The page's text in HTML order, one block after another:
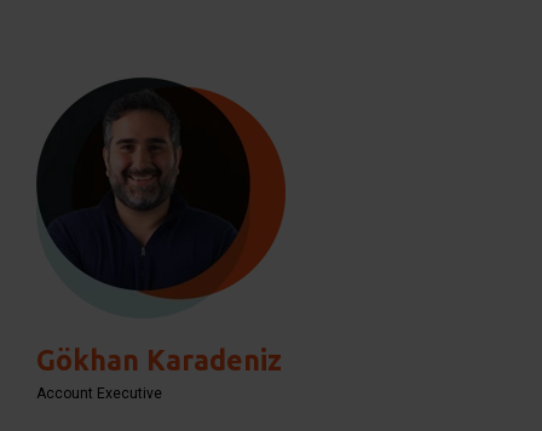
Gökhan Karadeniz
Account Executive